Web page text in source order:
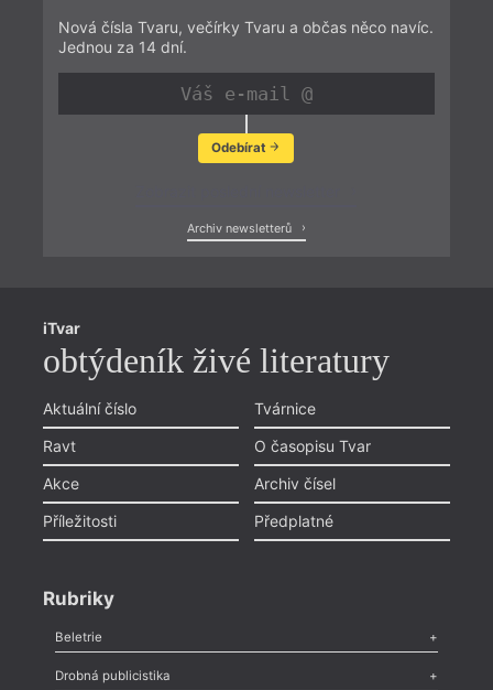
Nová čísla Tvaru, večírky Tvaru a občas něco navíc.
Jednou za 14 dní.
Odebírat
Archiv newsletterů
iTvar
obtýdeník živé literatury
Aktuální číslo
Ravt
Akce
Příležitosti
Tvárnice
O časopisu Tvar
Archiv čísel
Předplatné
Rubriky
Beletrie
Poezie,Próza,Dokumenty
Drobná publicistika